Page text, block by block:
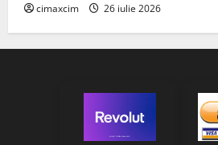
cimaxcim 26 iulie 2026